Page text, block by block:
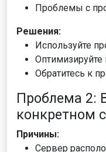
Проблемы с
Решения:
Используйте
Оптимизируйте
Обратитесь к
Проблема 2:
конкретном
Причины:
Сервер